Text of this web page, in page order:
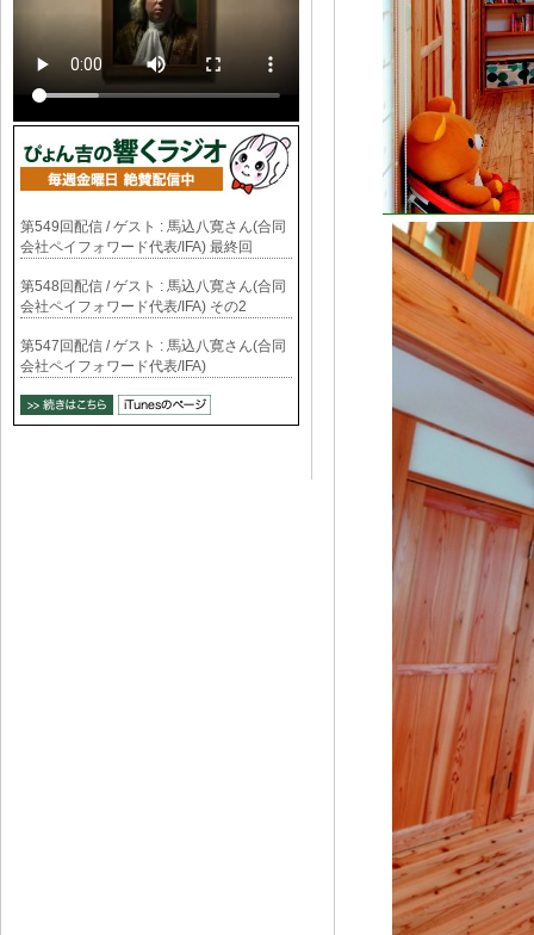
第549回配信 / ゲスト : 馬込八寛さん(合同
会社ペイフォワード代表/IFA) 最終回
第548回配信 / ゲスト : 馬込八寛さん(合同
会社ペイフォワード代表/IFA) その2
第547回配信 / ゲスト : 馬込八寛さん(合同
会社ペイフォワード代表/IFA)